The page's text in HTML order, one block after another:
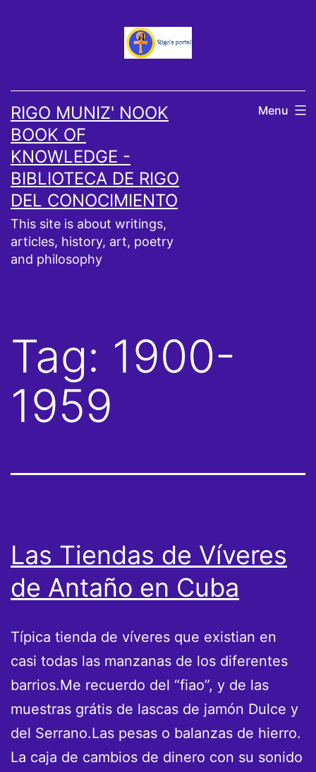
RIGO MUNIZ' NOOK
BOOK OF
KNOWLEDGE -
BIBLIOTECA DE RIGO
DEL CONOCIMIENTO
This site is about writings,
articles, history, art, poetry
and philosophy
Menu
Tag: 1900-
1959
Las Tiendas de Víveres
de Antaño en Cuba
Típica tienda de víveres que existian en
casi todas las manzanas de los diferentes
barrios.Me recuerdo del “fiao”, y de las
muestras grátis de lascas de jamón Dulce y
del Serrano.Las pesas o balanzas de hierro.
La caja de cambios de dinero con su sonido